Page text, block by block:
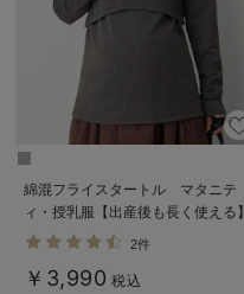
綿混フライスタートル マタニテ
ィ・授乳服【出産後も長く使える】
2件
￥3,990 税込